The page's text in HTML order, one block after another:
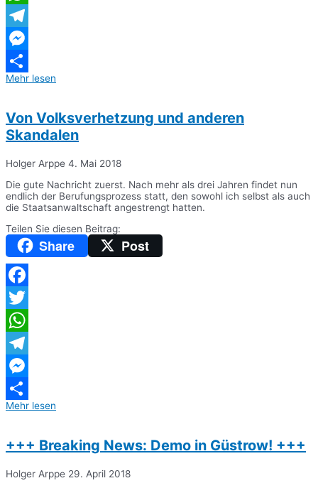
WhatsApp
Telegram
Messenger
Teilen
Mehr lesen
Von Volksverhetzung und anderen
Skandalen
Holger Arppe 4. Mai 2018
Die gute Nachricht zuerst. Nach mehr als drei Jahren findet nun
endlich der Berufungsprozess statt, den sowohl ich selbst als auch
die Staatsanwaltschaft angestrengt hatten.
Teilen Sie diesen Beitrag:
Share Post
Facebook
Twitter
WhatsApp
Telegram
Messenger
Teilen
Mehr lesen
+++ Breaking News: Demo in Güstrow! +++
Holger Arppe 29. April 2018